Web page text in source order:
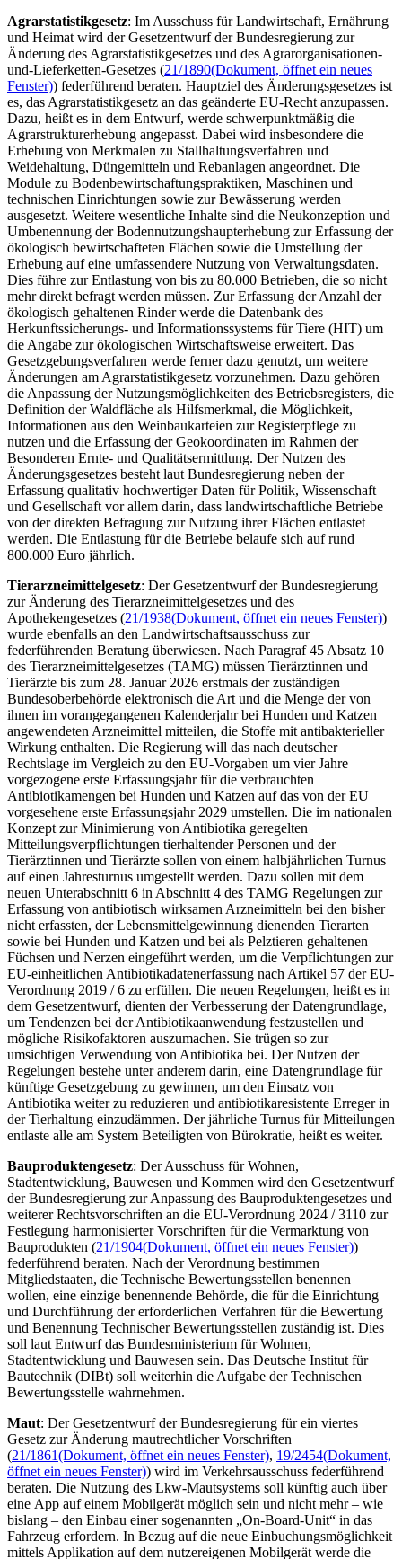
Agrarstatistikgesetz: Im Ausschuss für Landwirtschaft, Ernährung
und Heimat wird der Gesetzentwurf der Bundesregierung zur
Änderung des Agrarstatistikgesetzes und des Agrarorganisationen-
und-Lieferketten-Gesetzes (21/1890(Dokument, öffnet ein neues
Fenster)) federführend beraten. Hauptziel des Änderungsgesetzes ist
es, das Agrarstatistikgesetz an das geänderte EU-Recht anzupassen.
Dazu, heißt es in dem Entwurf, werde schwerpunktmäßig die
Agrarstrukturerhebung angepasst. Dabei wird insbesondere die
Erhebung von Merkmalen zu Stallhaltungsverfahren und
Weidehaltung, Düngemitteln und Rebanlagen angeordnet. Die
Module zu Bodenbewirtschaftungspraktiken, Maschinen und
technischen Einrichtungen sowie zur Bewässerung werden
ausgesetzt. Weitere wesentliche Inhalte sind die Neukonzeption und
Umbenennung der Bodennutzungshaupterhebung zur Erfassung der
ökologisch bewirtschafteten Flächen sowie die Umstellung der
Erhebung auf eine umfassendere Nutzung von Verwaltungsdaten.
Dies führe zur Entlastung von bis zu 80.000 Betrieben, die so nicht
mehr direkt befragt werden müssen. Zur Erfassung der Anzahl der
ökologisch gehaltenen Rinder werde die Datenbank des
Herkunftssicherungs- und Informationssystems für Tiere (HIT) um
die Angabe zur ökologischen Wirtschaftsweise erweitert. Das
Gesetzgebungsverfahren werde ferner dazu genutzt, um weitere
Änderungen am Agrarstatistikgesetz vorzunehmen. Dazu gehören
die Anpassung der Nutzungsmöglichkeiten des Betriebsregisters, die
Definition der Waldfläche als Hilfsmerkmal, die Möglichkeit,
Informationen aus den Weinbaukarteien zur Registerpflege zu
nutzen und die Erfassung der Geokoordinaten im Rahmen der
Besonderen Ernte- und Qualitätsermittlung. Der Nutzen des
Änderungsgesetzes besteht laut Bundesregierung neben der
Erfassung qualitativ hochwertiger Daten für Politik, Wissenschaft
und Gesellschaft vor allem darin, dass landwirtschaftliche Betriebe
von der direkten Befragung zur Nutzung ihrer Flächen entlastet
werden. Die Entlastung für die Betriebe belaufe sich auf rund
800.000 Euro jährlich.
Tierarzneimittelgesetz: Der Gesetzentwurf der Bundesregierung
zur Änderung des Tierarzneimittelgesetzes und des
Apothekengesetzes (21/1938(Dokument, öffnet ein neues Fenster))
wurde ebenfalls an den Landwirtschaftsausschuss zur
federführenden Beratung überwiesen. Nach Paragraf 45 Absatz 10
des Tierarzneimittelgesetzes (TAMG) müssen Tierärztinnen und
Tierärzte bis zum 28. Januar 2026 erstmals der zuständigen
Bundesoberbehörde elektronisch die Art und die Menge der von
ihnen im vorangegangenen Kalenderjahr bei Hunden und Katzen
angewendeten Arzneimittel mitteilen, die Stoffe mit antibakterieller
Wirkung enthalten. Die Regierung will das nach deutscher
Rechtslage im Vergleich zu den EU-Vorgaben um vier Jahre
vorgezogene erste Erfassungsjahr für die verbrauchten
Antibiotikamengen bei Hunden und Katzen auf das von der EU
vorgesehene erste Erfassungsjahr 2029 umstellen. Die im nationalen
Konzept zur Minimierung von Antibiotika geregelten
Mitteilungsverpflichtungen tierhaltender Personen und der
Tierärztinnen und Tierärzte sollen von einem halbjährlichen Turnus
auf einen Jahresturnus umgestellt werden. Dazu sollen mit dem
neuen Unterabschnitt 6 in Abschnitt 4 des TAMG Regelungen zur
Erfassung von antibiotisch wirksamen Arzneimitteln bei den bisher
nicht erfassten, der Lebensmittelgewinnung dienenden Tierarten
sowie bei Hunden und Katzen und bei als Pelztieren gehaltenen
Füchsen und Nerzen eingeführt werden, um die Verpflichtungen zur
EU-einheitlichen Antibiotikadatenerfassung nach Artikel 57 der EU-
Verordnung 2019 / 6 zu erfüllen. Die neuen Regelungen, heißt es in
dem Gesetzentwurf, dienten der Verbesserung der Datengrundlage,
um Tendenzen bei der Antibiotikaanwendung festzustellen und
mögliche Risikofaktoren auszumachen. Sie trügen so zur
umsichtigen Verwendung von Antibiotika bei. Der Nutzen der
Regelungen bestehe unter anderem darin, eine Datengrundlage für
künftige Gesetzgebung zu gewinnen, um den Einsatz von
Antibiotika weiter zu reduzieren und antibiotikaresistente Erreger in
der Tierhaltung einzudämmen. Der jährliche Turnus für Mitteilungen
entlaste alle am System Beteiligten von Bürokratie, heißt es weiter.
Bauproduktengesetz: Der Ausschuss für Wohnen,
Stadtentwicklung, Bauwesen und Kommen wird den Gesetzentwurf
der Bundesregierung zur Anpassung des Bauproduktengesetzes und
weiterer Rechtsvorschriften an die EU-Verordnung 2024 / 3110 zur
Festlegung harmonisierter Vorschriften für die Vermarktung von
Bauprodukten (21/1904(Dokument, öffnet ein neues Fenster))
federführend beraten. Nach der Verordnung bestimmen
Mitgliedstaaten, die Technische Bewertungsstellen benennen
wollen, eine einzige benennende Behörde, die für die Einrichtung
und Durchführung der erforderlichen Verfahren für die Bewertung
und Benennung Technischer Bewertungsstellen zuständig ist. Dies
soll laut Entwurf das Bundesministerium für Wohnen,
Stadtentwicklung und Bauwesen sein. Das Deutsche Institut für
Bautechnik (DIBt) soll weiterhin die Aufgabe der Technischen
Bewertungsstelle wahrnehmen.
Maut: Der Gesetzentwurf der Bundesregierung für ein viertes
Gesetz zur Änderung mautrechtlicher Vorschriften
(21/1861(Dokument, öffnet ein neues Fenster), 19/2454(Dokument,
öffnet ein neues Fenster)) wird im Verkehrsausschuss federführend
beraten. Die Nutzung des Lkw-Mautsystems soll künftig auch über
eine App auf einem Mobilgerät möglich sein und nicht mehr– wie
bislang – den Einbau einer sogenannten „On-Board-Unit“ in das
Fahrzeug erfordern. In Bezug auf die neue Einbuchungsmöglichkeit
mittels Applikation auf dem nutzereigenen Mobilgerät werde die